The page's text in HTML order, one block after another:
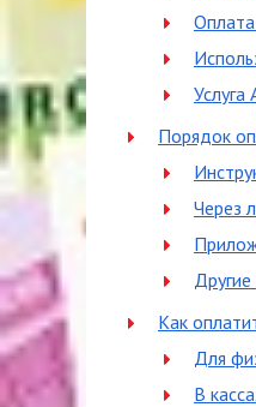
Порядок
Через
Как
Для
В